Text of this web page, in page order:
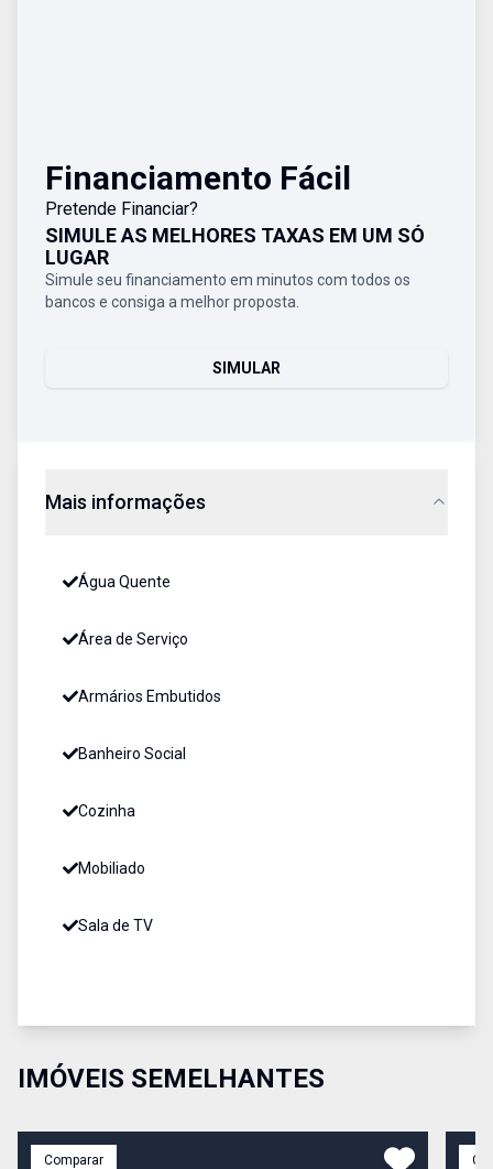
Financiamento Fácil
Pretende Financiar?
SIMULE AS MELHORES TAXAS EM UM SÓ
LUGAR
Simule seu financiamento em minutos com todos os
bancos e consiga a melhor proposta.
SIMULAR
Mais informações
Água Quente
Área de Serviço
Armários Embutidos
Banheiro Social
Cozinha
Mobiliado
Sala de TV
IMÓVEIS SEMELHANTES
Comparar